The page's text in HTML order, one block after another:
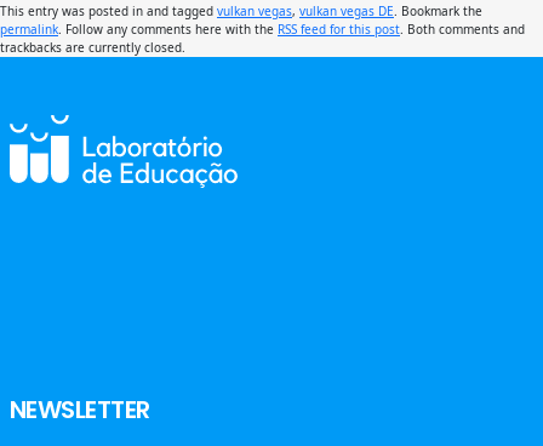
This entry was posted in and tagged vulkan vegas, vulkan vegas DE . Bookmark the
permalink . Follow any comments here with the RSS feed for this post . Both comments and
trackbacks are currently closed.
NEWSLETTER